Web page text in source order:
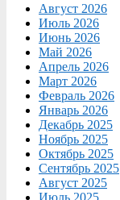
Август 2026
Июль 2026
Июнь 2026
Май 2026
Апрель 2026
Март 2026
Февраль 2026
Январь 2026
Декабрь 2025
Ноябрь 2025
Октябрь 2025
Сентябрь 2025
Август 2025
Июль 2025